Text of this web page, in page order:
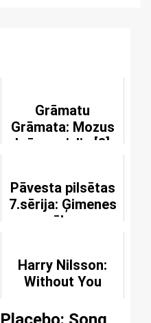
Grāmatu
Grāmata: Mozus
brīnumzizlis [8]
Pāvesta pilsētas
7.sērija: Ģimenes
pasākums
Harry Nilsson:
Without You